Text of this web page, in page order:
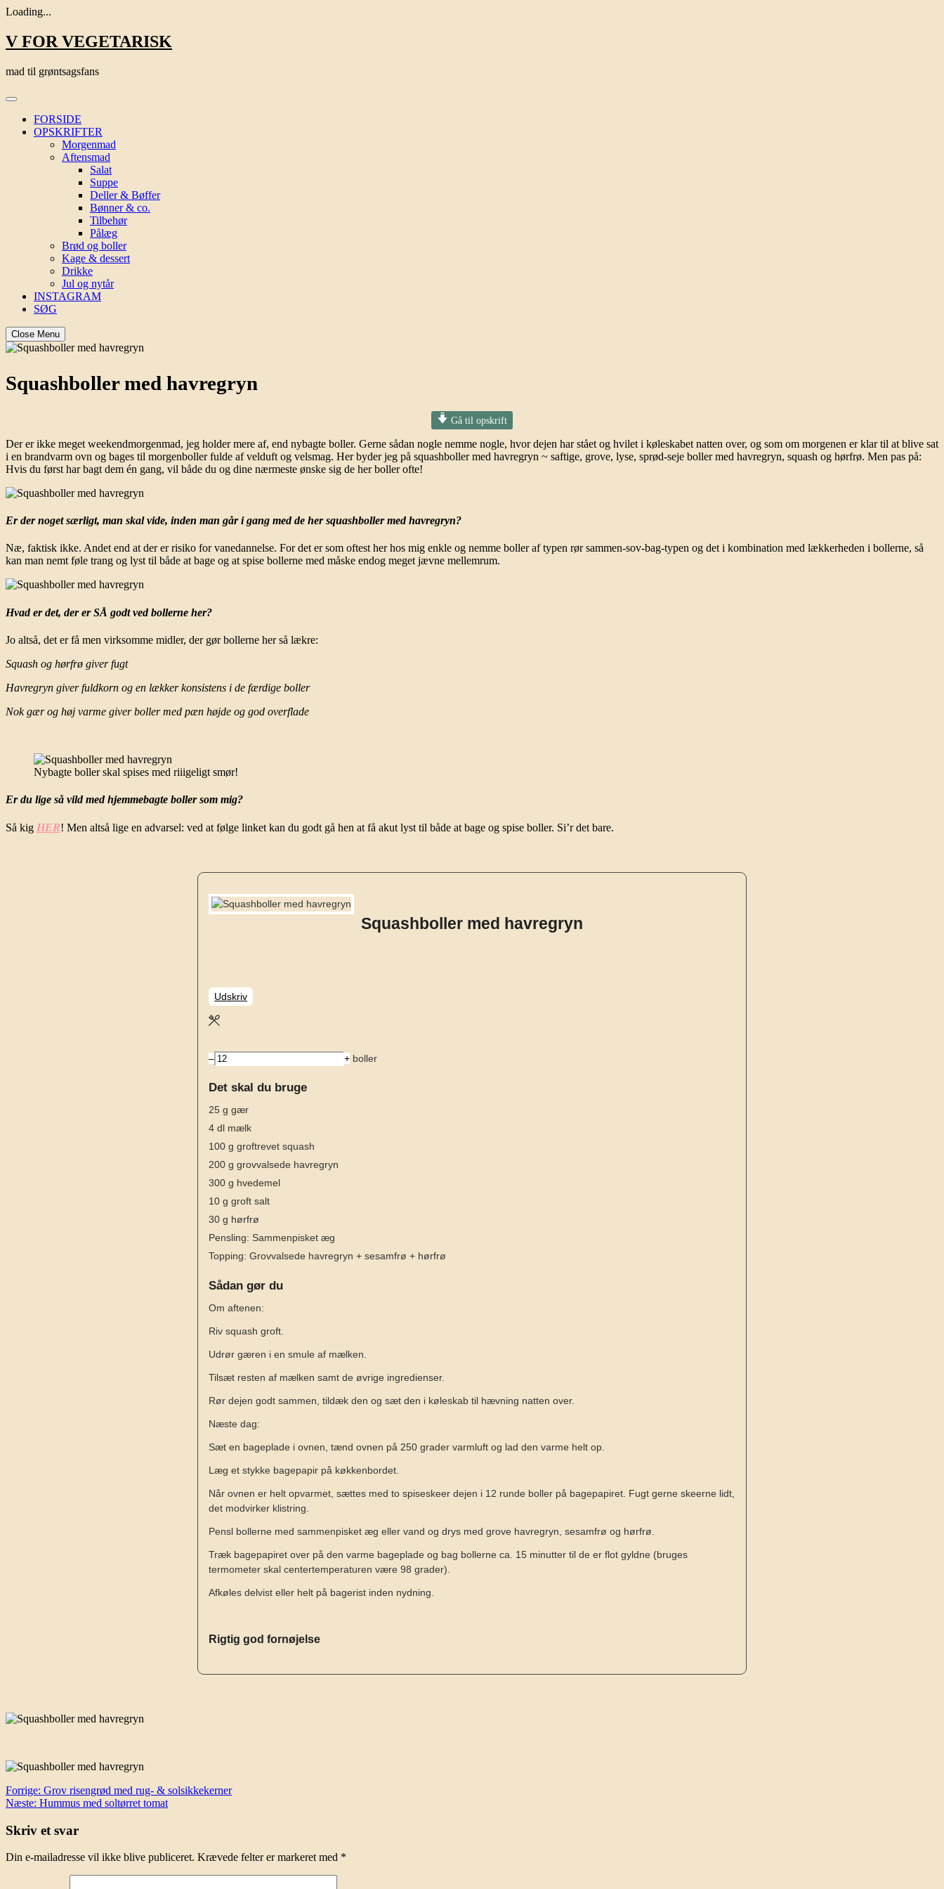
Loading...
Skip
to
V FOR VEGETARISK
mad til grøntsagsfans
FORSIDE
OPSKRIFTER
Morgenmad
Aftensmad
Salat
Suppe
Deller & Bøffer
Bønner & co.
Tilbehør
Pålæg
Brød og boller
Kage & dessert
Drikke
Jul og nytår
INSTAGRAM
SØG
Close Menu
Squashboller med havregryn
Gå til opskrift
Der er ikke meget weekendmorgenmad, jeg holder mere af, end nybagte boller. Gerne sådan nogle nemme nogle, hvor dejen har stået og hvilet i køleskabet natten over, og som om morgenen er klar til at blive sat
i en brandvarm ovn og bages til morgenboller fulde af velduft og velsmag. Her byder jeg på squashboller med havregryn ~ saftige, grove, lyse, sprød-seje boller med havregryn, squash og hørfrø. Men pas på:
Hvis du først har bagt dem én gang, vil både du og dine nærmeste ønske sig de her boller ofte!
Er der noget særligt, man skal vide, inden man går i gang med de her squashboller med havregryn?
Næ, faktisk ikke. Andet end at der er risiko for vanedannelse. For det er som oftest her hos mig enkle og nemme boller af typen rør sammen-sov-bag-typen og det i kombination med lækkerheden i bollerne, så
kan man nemt føle trang og lyst til både at bage og at spise bollerne med måske endog meget jævne mellemrum.
Hvad er det, der er SÅ godt ved bollerne her?
Jo altså, det er få men virksomme midler, der gør bollerne her så lækre:
Squash og hørfrø giver fugt
Havregryn giver fuldkorn og en lækker konsistens i de færdige boller
Nok gær og høj varme giver boller med pæn højde og god overflade
Nybagte boller skal spises med riiigeligt smør!
Er du lige så vild med hjemmebagte boller som mig?
Så kig HER! Men altså lige en advarsel: ved at følge linket kan du godt gå hen at få akut lyst til både at bage og spise boller. Si’r det bare.
Squashboller med havregryn
Udskriv
– + boller
Det skal du bruge
25 g gær
4 dl mælk
100 g groftrevet squash
200 g grovvalsede havregryn
300 g hvedemel
10 g groft salt
30 g hørfrø
Pensling: Sammenpisket æg
Topping: Grovvalsede havregryn + sesamfrø + hørfrø
Sådan gør du
Om aftenen:
Riv squash groft.
Udrør gæren i en smule af mælken.
Tilsæt resten af mælken samt de øvrige ingredienser.
Rør dejen godt sammen, tildæk den og sæt den i køleskab til hævning natten over.
Næste dag:
Sæt en bageplade i ovnen, tænd ovnen på 250 grader varmluft og lad den varme helt op.
Læg et stykke bagepapir på køkkenbordet.
Når ovnen er helt opvarmet, sættes med to spiseskeer dejen i 12 runde boller på bagepapiret. Fugt gerne skeerne lidt,
det modvirker klistring.
Pensl bollerne med sammenpisket æg eller vand og drys med grove havregryn, sesamfrø og hørfrø.
Træk bagepapiret over på den varme bageplade og bag bollerne ca. 15 minutter til de er flot gyldne (bruges
termometer skal centertemperaturen være 98 grader).
Afkøles delvist eller helt på bagerist inden nydning.
Rigtig god fornøjelse
Indlægsnavigation
Forrige: Grov risengrød med rug- & solsikkekerner
Næste: Hummus med soltørret tomat
Skriv et svar
Din e-mailadresse vil ikke blive publiceret. Krævede felter er markeret med *